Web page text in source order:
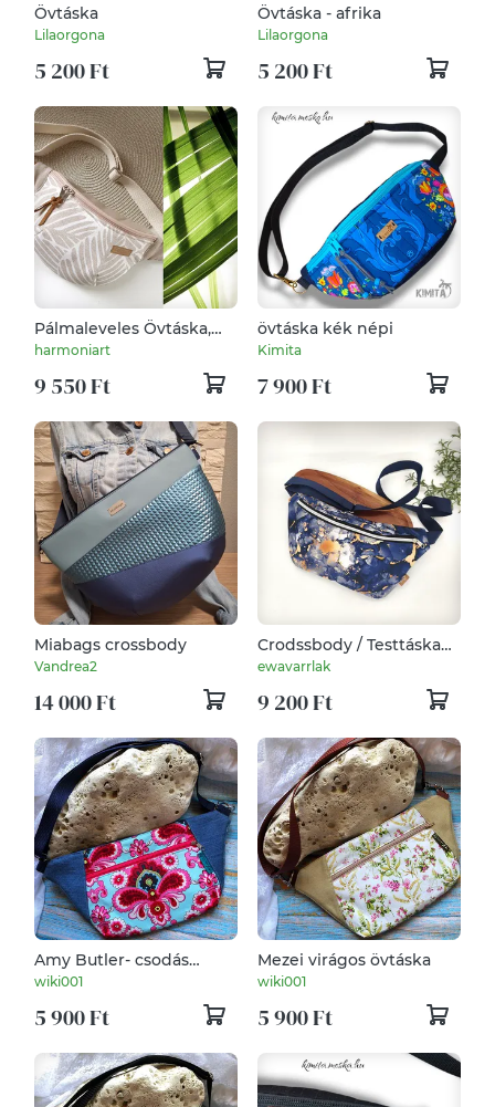
Övtáska
Lilaorgona
5 200 Ft
Övtáska - afrika
Lilaorgona
5 200 Ft
Pálmaleveles Övtáska,
Kistáska, Crossbody
harmoniart
9 550 Ft
övtáska kék népi
Kimita
7 900 Ft
Miabags crossbody
Vandrea2
14 000 Ft
Crodssbody / Testtáska
kék márványminta
ewavarrlak
9 200 Ft
Amy Butler- csodás
virágos övtáska
wiki001
5 900 Ft
Mezei virágos övtáska
wiki001
5 900 Ft